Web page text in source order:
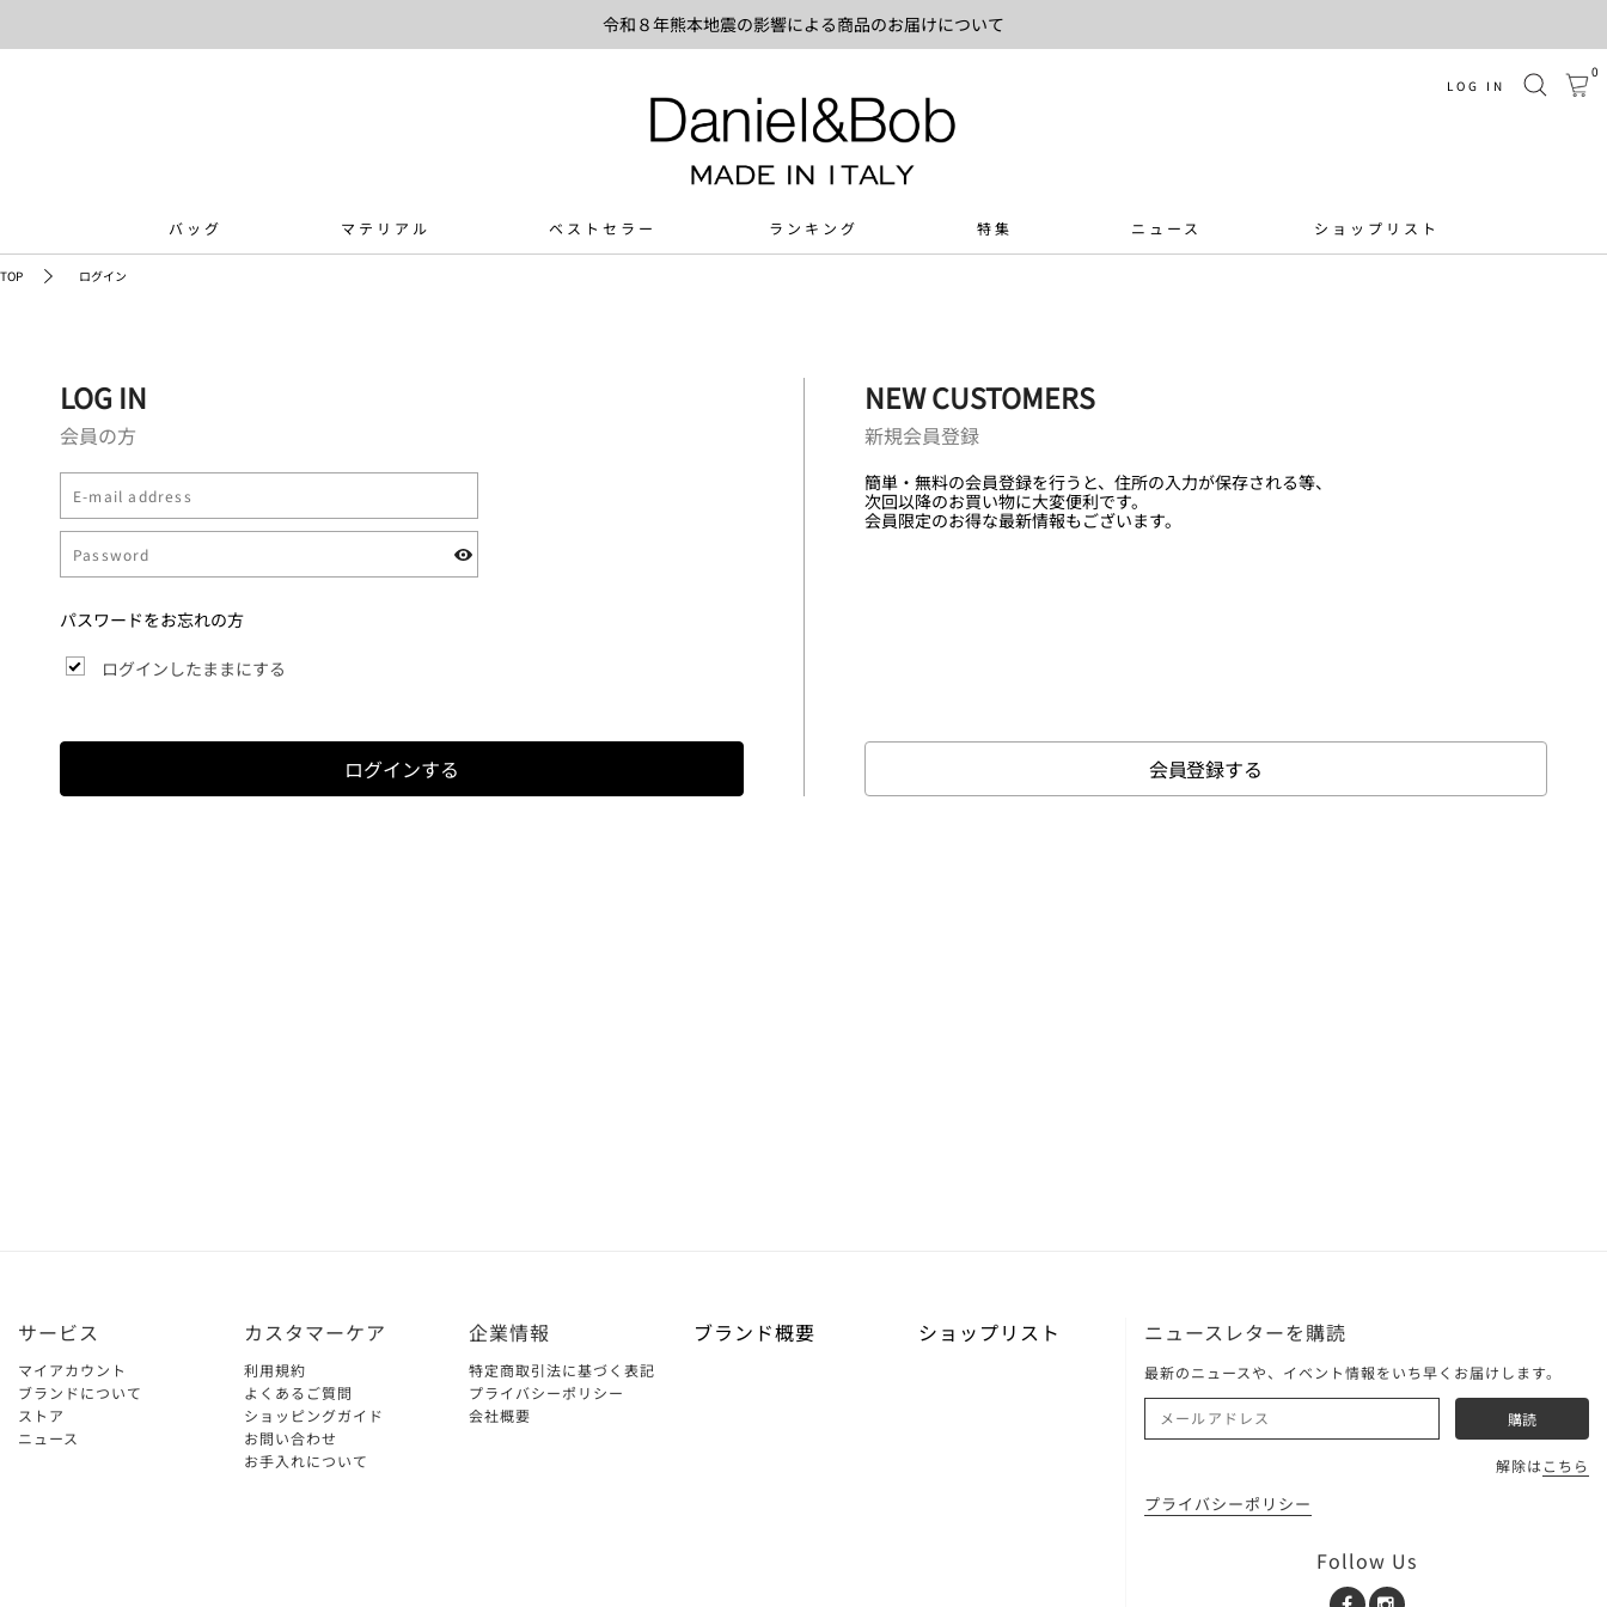
令和８年熊本地震の影響による商品のお届けについて
LOG IN
0
バッグ マテリアル ベストセラー ランキング 特集 ニュース ショップリスト
TOP ログイン
LOG IN
会員の方
パスワードをお忘れの方
ログインしたままにする
ログインする
NEW CUSTOMERS
新規会員登録
簡単・無料の会員登録を行うと、住所の入力が保存される等、
次回以降のお買い物に大変便利です。
会員限定のお得な最新情報もございます。
会員登録する
サービス
マイアカウント
ブランドについて
ストア
ニュース
カスタマーケア
利用規約
よくあるご質問
ショッピングガイド
お問い合わせ
お手入れについて
企業情報
特定商取引法に基づく表記
プライバシーポリシー
会社概要
ブランド概要 ショップリスト ニュースレターを購読
最新のニュースや、イベント情報をいち早くお届けします。
解除はこちら
プライバシーポリシー
Follow Us
Facebook
Instagram